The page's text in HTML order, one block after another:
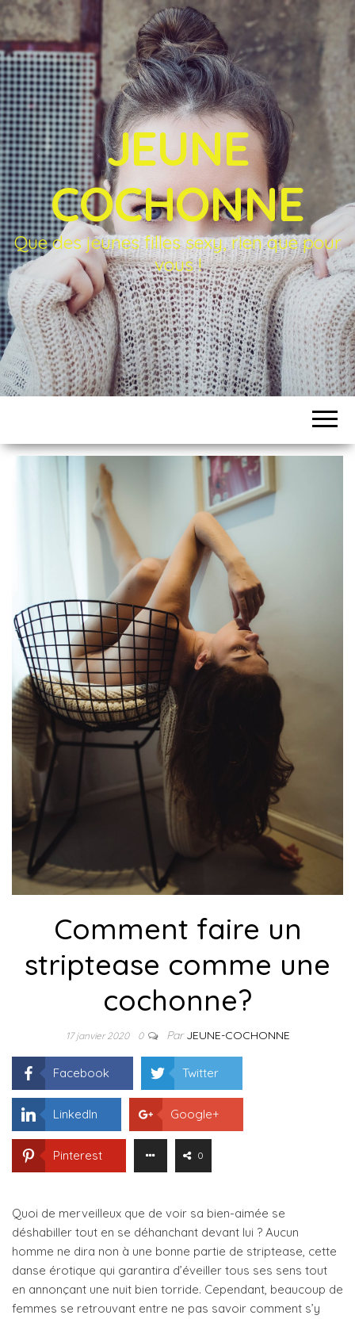
JEUNE
COCHONNE
Que des jeunes filles sexy, rien que pour
vous !
Comment faire un
striptease comme une
cochonne?
17 janvier 2020 0 ParJEUNE-COCHONNE
Facebook Twitter
LinkedIn Google+
Pinterest 0
Quoi de merveilleux que de voir sa bien-aimée se
déshabiller tout en se déhanchant devant lui ? Aucun
homme ne dira non à une bonne partie de striptease, cette
danse érotique qui garantira d’éveiller tous ses sens tout
en annonçant une nuit bien torride. Cependant, beaucoup de
femmes se retrouvant entre ne pas savoir comment s’y